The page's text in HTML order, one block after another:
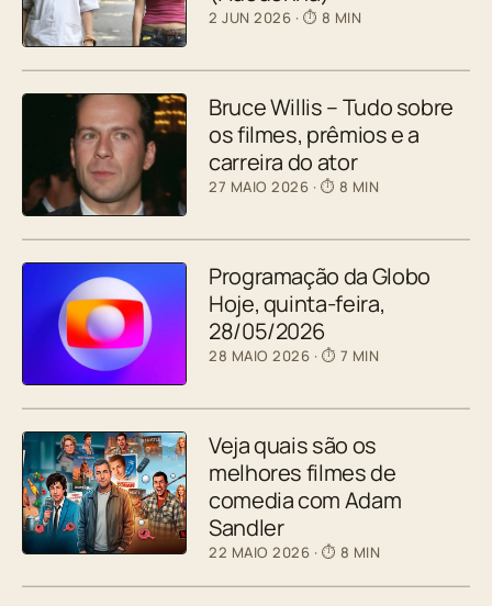
2 JUN 2026 · ⏱ 8 MIN
Bruce Willis – Tudo sobre
os filmes, prêmios e a
carreira do ator
27 MAIO 2026 · ⏱ 8 MIN
Programação da Globo
Hoje, quinta-feira,
28/05/2026
28 MAIO 2026 · ⏱ 7 MIN
Veja quais são os
melhores filmes de
comedia com Adam
Sandler
22 MAIO 2026 · ⏱ 8 MIN